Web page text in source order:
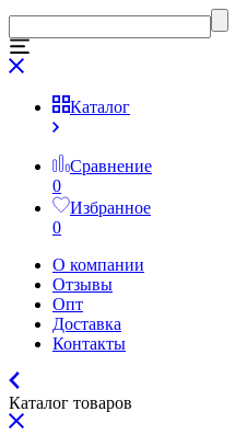
Каталог
Сравнение
0
Избранное
0
О компании
Отзывы
Опт
Доставка
Контакты
Каталог товаров